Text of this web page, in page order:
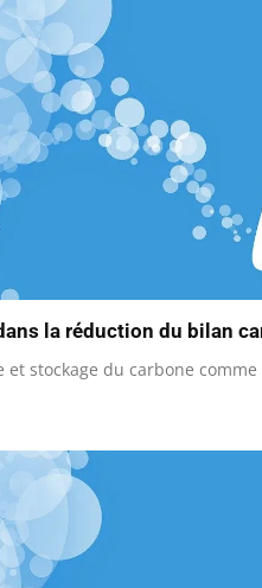
la réduction du bilan
et stockage du carbone